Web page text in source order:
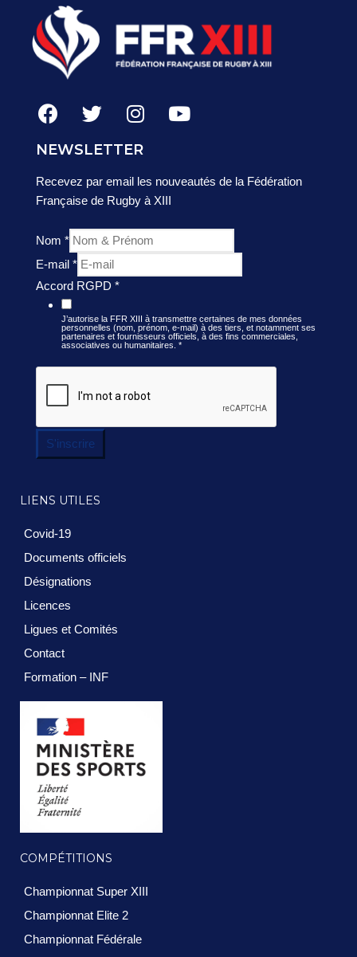
NEWSLETTER
Recevez par email les nouveautés de la Fédération
Française de Rugby à XIII
Nom *
E-mail *
Accord RGPD *
J’autorise la FFR XIII à transmettre certaines de mes données
personnelles (nom, prénom, e-mail) à des tiers, et notamment ses
partenaires et fournisseurs officiels, à des fins commerciales,
associatives ou humanitaires. *
S'inscrire
LIENS UTILES
Covid-19
Documents officiels
Désignations
Licences
Ligues et Comités
Contact
Formation – INF
COMPÉTITIONS
Championnat Super XIII
Championnat Elite 2
Championnat Fédérale